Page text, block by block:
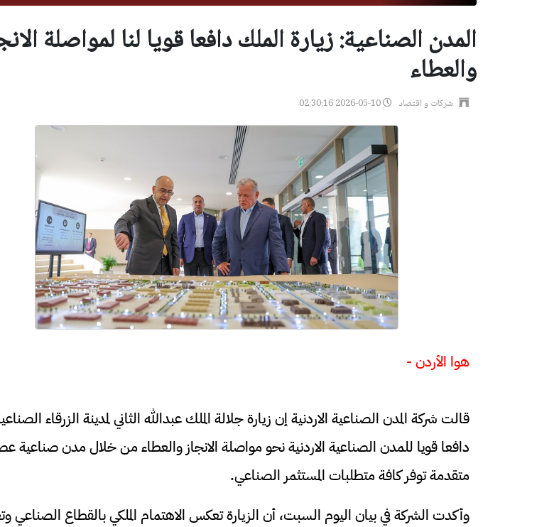
المدن الصناعية: زيارة الملك دافعا قويا لنا لمواصلة
والعطاء
شركات و اقتصاد 2026-05-10 02:30:16
هوا الأردن -
قالت شركة المدن الصناعية الاردنية إن زيارة جلالة الملك عبدالله الثاني لمدينة الزرقاء
دافعا قويا للمدن الصناعية الاردنية نحو مواصلة الانجاز والعطاء من خلال مدن صناعية
متقدمة توفر كافة متطلبات المستثمر الصناعي.
وأكدت الشركة في بيان اليوم السبت، أن الزيارة تعكس الاهتمام الملكي بالقطاع الصناعي